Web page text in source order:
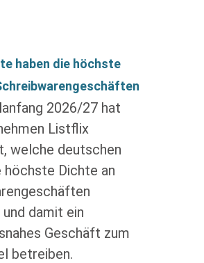
haben die höchste
2026/27 hat
Listflix
welche deutschen
höchste Dichte an
damit ein
Geschäft zum
betreiben.